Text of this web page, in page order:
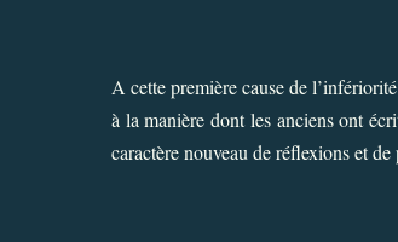
A cette première cause de
à la manière dont les anciens ont
caractère nouveau de réflexions et